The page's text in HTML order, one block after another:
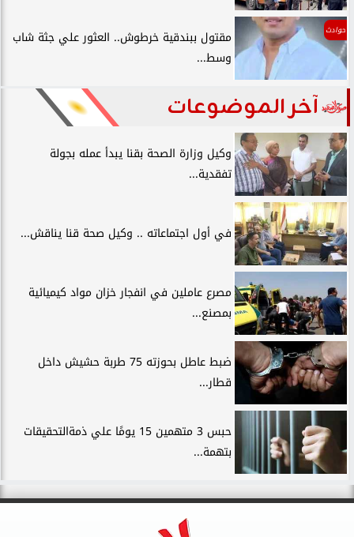
حوادث
مقتول ببندقية خرطوش.. العثور علي جثة شاب
وسط...
آخر الموضوعات
وكيل وزارة الصحة بقنا يبدأ عمله بجولة
تفقدية...
في أول اجتماعاته .. وكيل صحة قنا يناقش...
مصرع عاملين في انفجار خزان مواد كيميائية
بمصنع...
ضبط عاطل بحوزته 75 طربة حشيش داخل
قطار...
حبس 3 متهمين 15 يومًا علي ذمةالتحقيقات
بتهمة...